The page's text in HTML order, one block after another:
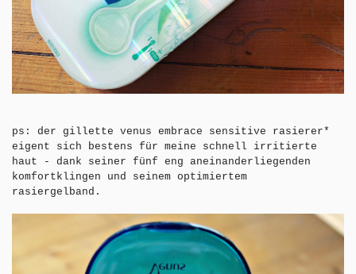
ps: der gillette venus embrace sensitive rasierer*
eigent sich bestens für meine schnell irritierte
haut - dank seiner fünf eng aneinanderliegenden
komfortklingen und seinem optimiertem
rasiergelband.